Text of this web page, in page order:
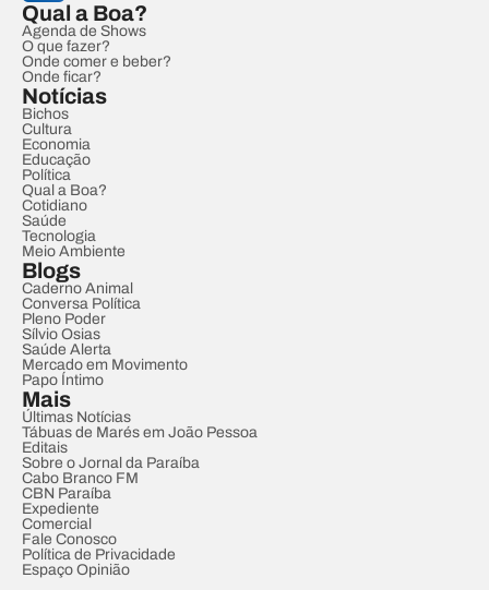
Qual a Boa?
Agenda de Shows
O que fazer?
Onde comer e beber?
Onde ficar?
Notícias
Bichos
Cultura
Economia
Educação
Política
Qual a Boa?
Cotidiano
Saúde
Tecnologia
Meio Ambiente
Blogs
Caderno Animal
Conversa Política
Pleno Poder
Sílvio Osias
Saúde Alerta
Mercado em Movimento
Papo Íntimo
Mais
Últimas Notícias
Tábuas de Marés em João Pessoa
Editais
Sobre o Jornal da Paraíba
Cabo Branco FM
CBN Paraíba
Expediente
Comercial
Fale Conosco
Política de Privacidade
Espaço Opinião